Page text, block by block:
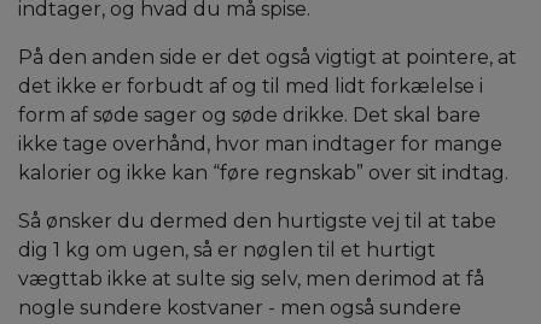
indtager, og hvad du må spise.
På den anden side er det også vigtigt at pointere, at
det ikke er forbudt af og til med lidt forkælelse i
form af søde sager og søde drikke. Det skal bare
ikke tage overhånd, hvor man indtager for mange
kalorier og ikke kan “føre regnskab” over sit indtag.
Så ønsker du dermed den hurtigste vej til at tabe
dig 1 kg om ugen, så er nøglen til et hurtigt
vægttab ikke at sulte sig selv, men derimod at få
nogle sundere kostvaner - men også sundere